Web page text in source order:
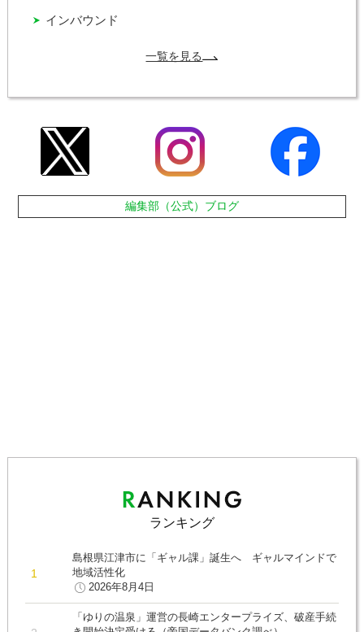
インバウンド
一覧を見る
編集部（公式）ブログ
ランキング
島根県江津市に「ギャル課」誕生へ ギャルマインドで
地域活性化
2026年8月4日
「ゆりの温泉」運営の長崎エンタープライズ、破産手続